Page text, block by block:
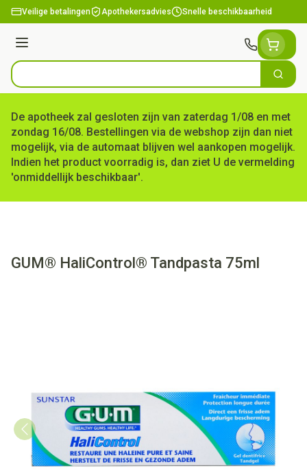
Ga naar de inhoud
Veilige betalingen Apothekersadvies Snelle beschikbaarheid
Menu
Product, merk, categorie... Zoek
De apotheek zal gesloten zijn van zaterdag 1/08 en met
zondag 16/08. Bestellingen via de webshop zijn dan niet
mogelijk, via de automaat blijven wel aankopen mogelijk.
Indien het product voorradig is, dan ziet U de vermelding
'onmiddellijk beschikbaar'.
GUM® HaliControl® Tandpasta 75ml